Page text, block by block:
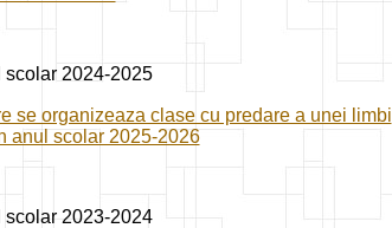
scolar 2024-2025
se organizeaza clase cu predare a unei limbi
anul scolar 2025-2026
scolar 2023-2024